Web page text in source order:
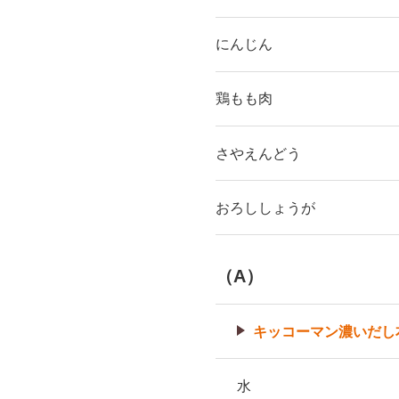
にんじん
鶏もも肉
さやえんどう
おろししょうが
（A）
キッコーマン濃いだ
水